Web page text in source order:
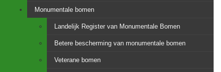
Monumentale bomen
Landelijk Register van Monumentale Bomen
Betere bescherming van monumentale bomen
Veterane bomen